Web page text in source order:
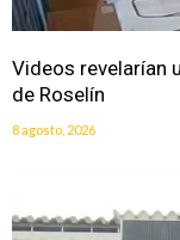
Videos revelarían
de Roselín
8 agosto, 2026